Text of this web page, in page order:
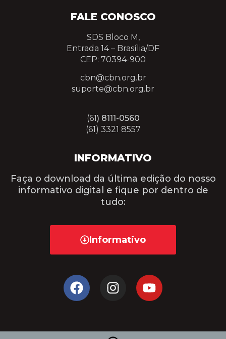
INFORMATIVO
Faça o download da última edição do nosso
informativo digital e fique por dentro de
tudo:
Informativo
FALE CONOSCO
SDS Bloco M,
Entrada 14 – Brasília/DF
CEP: 70394-900
cbn@cbn.org.br
suporte@cbn.org.br
(61) 8111-0560
(61) 3321 8557